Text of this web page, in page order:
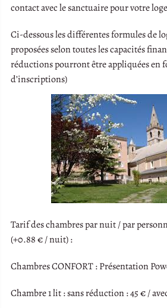
contact avec le sanctuaire pour votre
Ci-dessous les différentes formules de
proposées selon toutes les capacités
réductions pourront être appliquées en
d’inscriptions)
Tarif des chambres par nuit / par
(+0.88 € / nuit) :
Chambres CONFORT : Présentation
Chambre 1 lit : sans réduction : 45 € /